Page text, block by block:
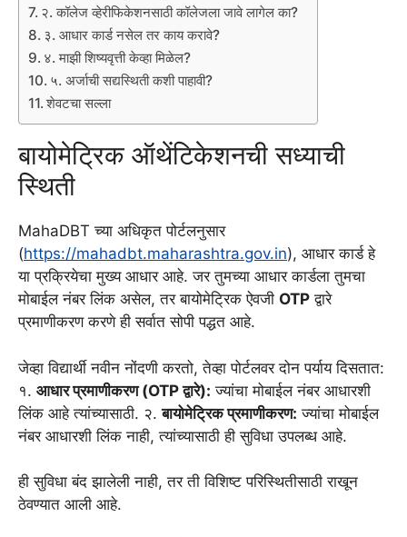
२. कॉलेज व्हेरीफिकेशनसाठी कॉलेजला जावे लागेल का?
३. आधार कार्ड नसेल तर काय करावे?
४. माझी शिष्यवृत्ती केव्हा मिळेल?
५. अर्जाची सद्यस्थिती कशी पाहावी?
शेवटचा सल्ला
बायोमेट्रिक ऑथेंटिकेशनची सध्याची
स्थिती
MahaDBT च्या अधिकृत पोर्टलनुसार
(https://mahadbt.maharashtra.gov.in), आधार कार्ड हे
या प्रक्रियेचा मुख्य आधार आहे. जर तुमच्या आधार कार्डला तुमचा
मोबाईल नंबर लिंक असेल, तर बायोमेट्रिक ऐवजी OTP द्वारे
प्रमाणीकरण करणे ही सर्वात सोपी पद्धत आहे.
जेव्हा विद्यार्थी नवीन नोंदणी करतो, तेव्हा पोर्टलवर दोन पर्याय दिसतात:
१. आधार प्रमाणीकरण (OTP द्वारे): ज्यांचा मोबाईल नंबर आधारशी
लिंक आहे त्यांच्यासाठी. २.बायोमेट्रिक प्रमाणीकरण: ज्यांचा मोबाईल
नंबर आधारशी लिंक नाही, त्यांच्यासाठी ही सुविधा उपलब्ध आहे.
ही सुविधा बंद झालेली नाही, तर ती विशिष्ट परिस्थितीसाठी राखून
ठेवण्यात आली आहे.